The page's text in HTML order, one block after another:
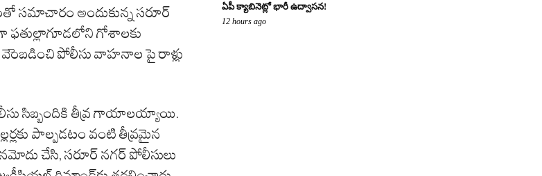
సమాచారం అందుకున్న సరూర్
ఫతుల్లాగూడలోని గోశాలకు
వెెంబడించి పోలీసు వాహనాల పై రాళ్లు
సిబ్బందికి తీవ్ర గాయాలయ్యాయి.
పాల్పడటం వంటి తీవ్రమైన
చేసి, సరూర్ నగర్ పోలీసులు
ఏపీ క్యాబినెట్లో భారీ ఉద్వాసన!
12 hours ago